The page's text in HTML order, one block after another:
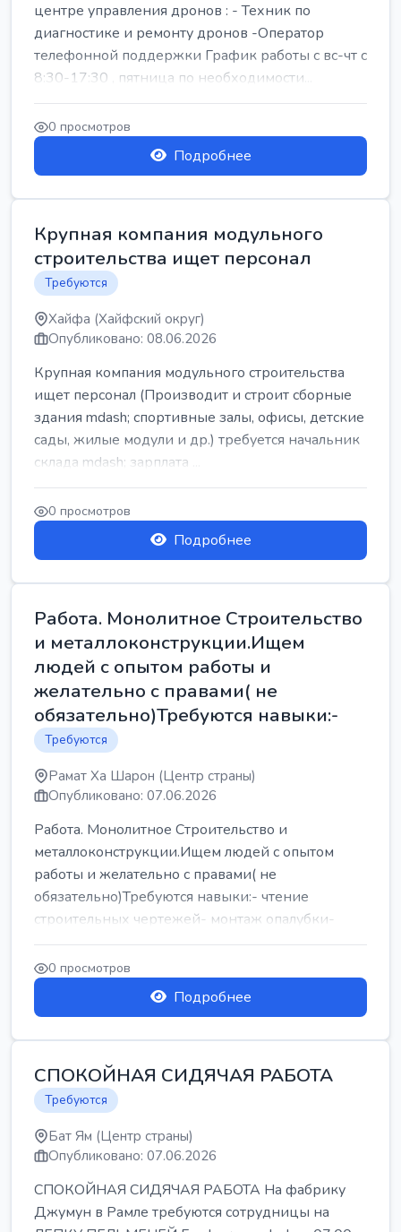
центре управления дронов : - Техник по
диагностике и ремонту дронов -Оператор
телефонной поддержки График работы с вс-чт с
8:30-17:30 , пятница по необходимости...
0 просмотров
Подробнее
Крупная компания модульного
строительства ищет персонал
Требуются
Хайфа (Хайфский округ)
Опубликовано: 08.06.2026
Крупная компания модульного строительства
ищет персонал (Производит и строит сборные
здания mdash; спортивные залы, офисы, детские
сады, жилые модули и др.) требуется начальник
склада mdash; зарплата ...
0 просмотров
Подробнее
Работа. Монолитное Строительство
и металлоконструкции.Ищем
людей с опытом работы и
желательно с правами( не
обязательно)Требуются навыки:-
Требуются
Рамат Ха Шарон (Центр страны)
Опубликовано: 07.06.2026
Работа. Монолитное Строительство и
металлоконструкции.Ищем людей с опытом
работы и желательно с правами( не
обязательно)Требуются навыки:- чтение
строительных чертежей- монтаж опалубки-
армокаркасыОпл...
0 просмотров
Подробнее
СПОКОЙНАЯ СИДЯЧАЯ РАБОТА
Требуются
Бат Ям (Центр страны)
Опубликовано: 07.06.2026
СПОКОЙНАЯ СИДЯЧАЯ РАБОТА На фабрику
Джумун в Рамле требуются сотрудницы на